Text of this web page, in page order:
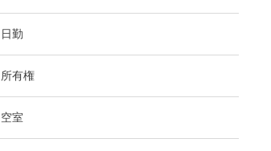
日勤
所有権
空室